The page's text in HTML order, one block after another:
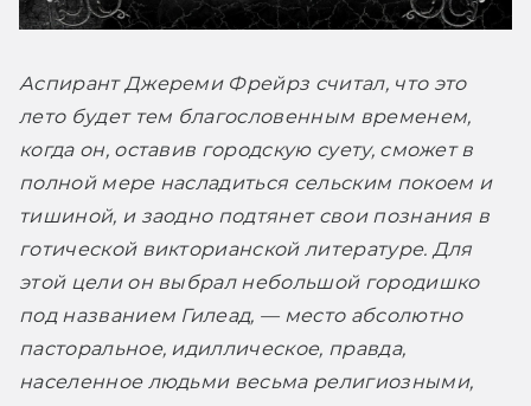
Аспирант Джереми Фрейрз считал, что это
лето будет тем благословенным временем,
когда он, оставив городскую суету, сможет в
полной мере насладиться сельским покоем и
тишиной, и заодно подтянет свои познания в
готической викторианской литературе. Для
этой цели он выбрал небольшой городишко
под названием Гилеад, — место абсолютно
пасторальное, идиллическое, правда,
населенное людьми весьма религиозными,